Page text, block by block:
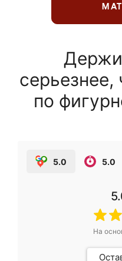
по
5.0 5.0
На